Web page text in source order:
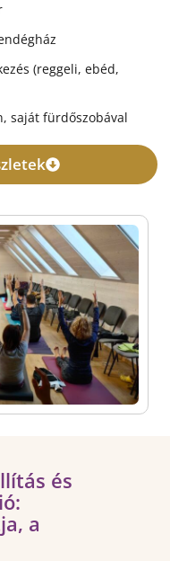
(reggeli, ebéd,
saját fürdőszobával
és
a